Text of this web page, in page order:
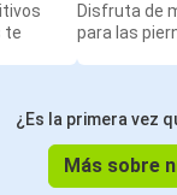
te
Disfruta de
para las
¿Es la primera vez
Más sobre